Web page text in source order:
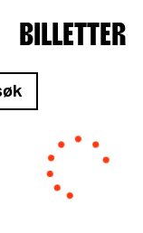
BILLETTER